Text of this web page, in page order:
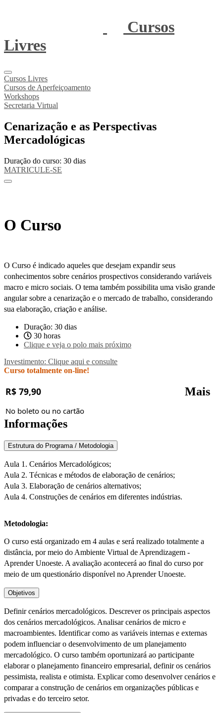
Cursos
Livres
Cursos Livres
Cursos de Aperfeiçoamento
Workshops
Secretaria Virtual
Cenarização e as Perspectivas
Mercadológicas
Duração do curso: 30 dias
MATRICULE-SE
O Curso
O Curso é indicado aqueles que desejam expandir seus
conhecimentos sobre cenários prospectivos considerando variáveis
macro e micro sociais. O tema também possibilita uma visão grande
angular sobre a cenarização e o mercado de trabalho, considerando
sua elaboração, criação e análise.
Duração: 30 dias
30 horas
Clique e veja o polo mais próximo
Investimento: Clique aqui e consulte
Curso totalmente on-line!
R$ 79,90
No boleto ou no cartão
Mais
Informações
Estrutura do Programa / Metodologia
Aula 1. Cenários Mercadológicos;
Aula 2. Técnicas e métodos de elaboração de cenários;
Aula 3. Elaboração de cenários alternativos;
Aula 4. Construções de cenários em diferentes indústrias.
Metodologia:
O curso está organizado em 4 aulas e será realizado totalmente a
distância, por meio do Ambiente Virtual de Aprendizagem -
Aprender Unoeste. A avaliação acontecerá ao final do curso por
meio de um questionário disponível no Aprender Unoeste.
Objetivos
Definir cenários mercadológicos. Descrever os principais aspectos
dos cenários mercadológicos. Analisar cenários de micro e
macroambientes. Identificar como as variáveis internas e externas
podem influenciar o desenvolvimento de um planejamento
mercadológico. O curso também oportunizará ao participante
elaborar o planejamento financeiro empresarial, definir os cenários
pessimista, realista e otimista. Explicar como desenvolver cenários e
comparar a construção de cenários em organizações públicas e
privadas e do terceiro setor.